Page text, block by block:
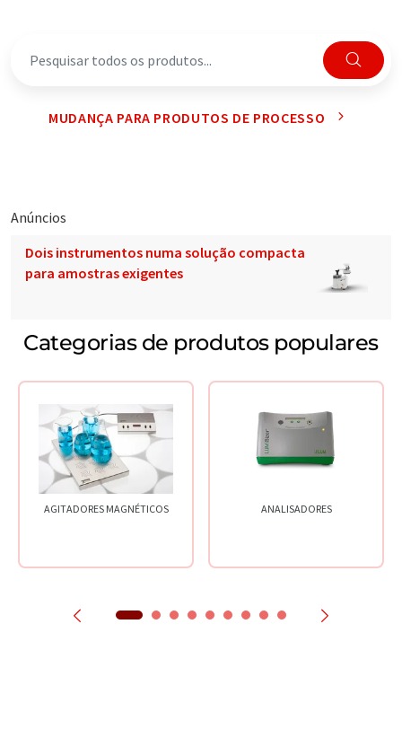
MUDANÇA PARA PRODUTOS DE PROCESSO
Anúncios
Dois instrumentos numa solução compacta
para amostras exigentes
Categorias de produtos populares
AGITADORES MAGNÉTICOS ANALISADORES